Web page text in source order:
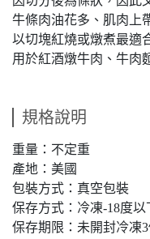
牛條肉油花多、肌肉上
以切塊紅燒或燉煮最適
用於紅酒燉牛肉、牛肉
規格說明
重量：不定重
產地：美國
包裝方式：真空包裝
保存方式：冷凍-18度以
保存期限：未開封冷凍3